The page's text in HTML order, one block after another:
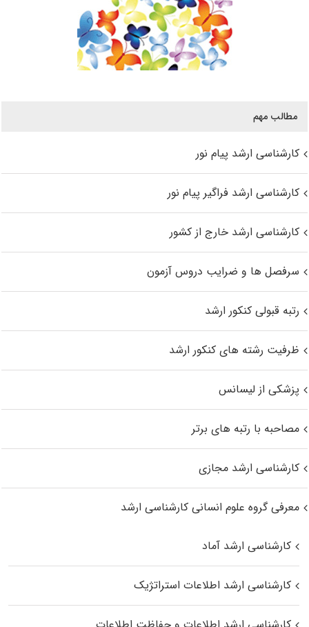
مطالب مهم
کارشناسی ارشد پیام نور
کارشناسی ارشد فراگیر پیام نور
کارشناسی ارشد خارج از کشور
سرفصل ها و ضرایب دروس آزمون
رتبه قبولی کنکور ارشد
ظرفیت رشته های کنکور ارشد
پزشکی از لیسانس
مصاحبه با رتبه های برتر
کارشناسی ارشد مجازی
معرفی گروه علوم انسانی کارشناسی ارشد
کارشناسی ارشد آماد
کارشناسی ارشد اطلاعات استراتژیک